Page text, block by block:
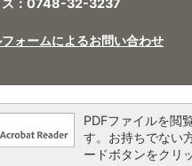
ス：0748-32-3237
フォームによるお問い合わせ
PDFファイルを閲
す。お持ちでない
ードボタンをクリ